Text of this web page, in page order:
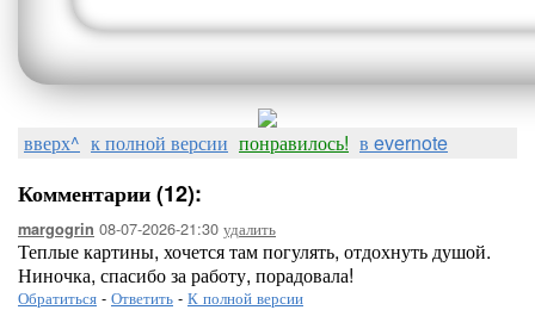
вверх^ к полной версии понравилось! в evernote
Комментарии (12):
margogrin 08-07-2026-21:30 удалить
Теплые картины, хочется там погулять, отдохнуть душой.
Ниночка, спасибо за работу, порадовала!
Обратиться - Ответить - К полной версии